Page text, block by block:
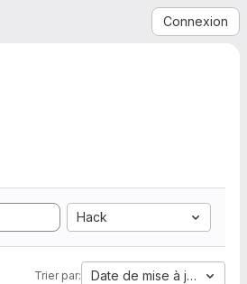
Connexion
Hack
Trier par: Date de mise à jour